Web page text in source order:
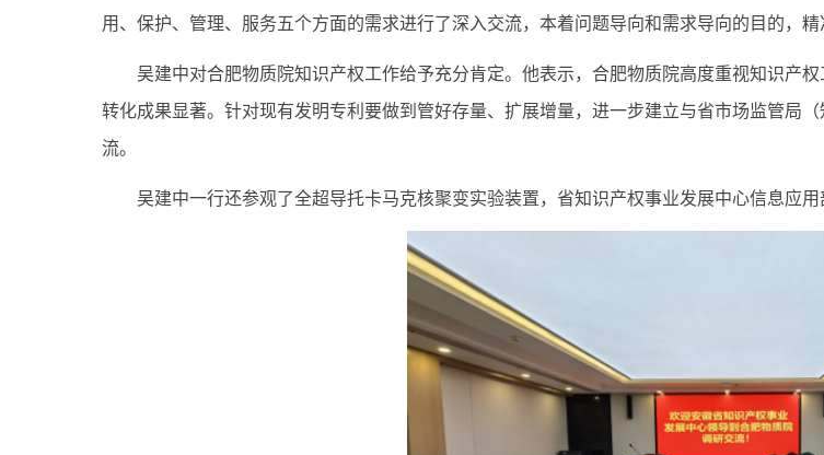
用、保护、管理、服务五个方面的需求进行了深入交流，本着问题导向和需求导向的目的，精
吴建中对合肥物质院知识产权工作给予充分肯定。他表示，合肥物质院高度重视知识产
转化成果显著。针对现有发明专利要做到管好存量、扩展增量，进一步建立与省市场监管局
流。
吴建中一行还参观了全超导托卡马克核聚变实验装置，省知识产权事业发展中心信息应